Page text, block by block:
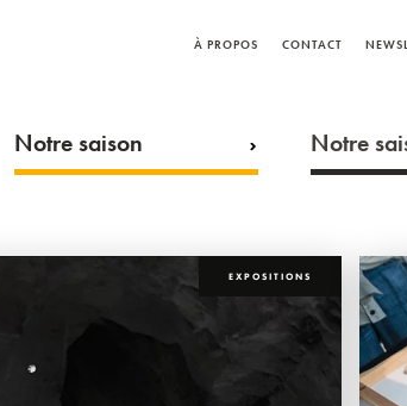
À PROPOS CONTACT
Notre saison Notre
EXPOSITIONS